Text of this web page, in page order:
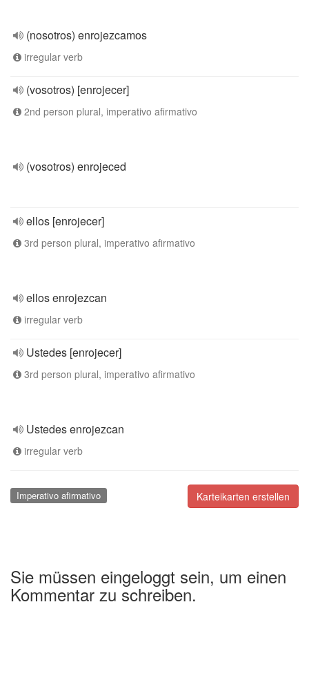
(nosotros) enrojezcamos
irregular verb
(vosotros) [enrojecer]
2nd person plural, imperativo afirmativo
(vosotros) enrojeced
ellos [enrojecer]
3rd person plural, imperativo afirmativo
ellos enrojezcan
irregular verb
Ustedes [enrojecer]
3rd person plural, imperativo afirmativo
Ustedes enrojezcan
irregular verb
Karteikarten erstellen
Imperativo afirmativo
Sie müssen eingeloggt sein, um einen
Kommentar zu schreiben.